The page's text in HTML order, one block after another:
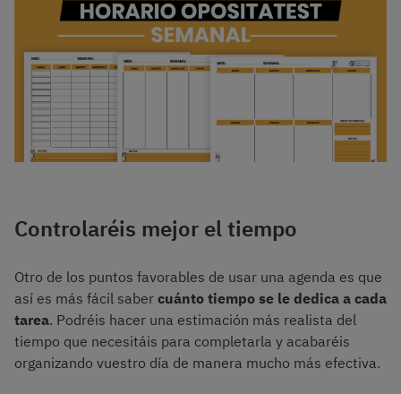
Controlaréis mejor el tiempo
Otro de los puntos favorables de usar una agenda es que
así es más fácil saber cuánto tiempo se le dedica a cada
tarea. Podréis hacer una estimación más realista del
tiempo que necesitáis para completarla y acabaréis
organizando vuestro día de manera mucho más efectiva.